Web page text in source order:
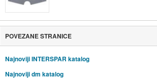
POVEZANE STRANICE
Najnoviji INTERSPAR katalog
Najnoviji dm katalog